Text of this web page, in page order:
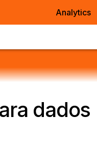
Analytics
dados